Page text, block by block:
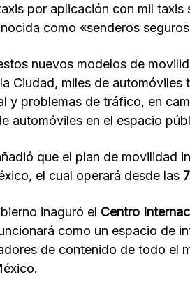
por aplicación con mil
como «senderos
nuevos modelos de
Ciudad, miles de
y problemas de tráfico, en
automóviles en el espacio
que el plan de movilidad
el cual operará desde las
inaguró el Centro
como un espacio de
de contenido de todo el